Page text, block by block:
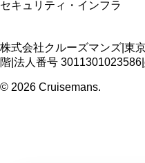
セキュリティ・インフラ
株式会社クルーズマンズ 東
階 法人番号 3011301023586
© 2026 Cruisemans.